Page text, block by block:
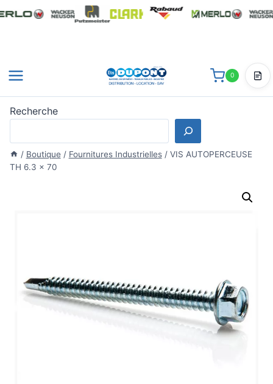
0
/ Boutique / Fournitures Industrielles / VIS AUTOPERCEUSE
TH 6.3 x 70
Recherche